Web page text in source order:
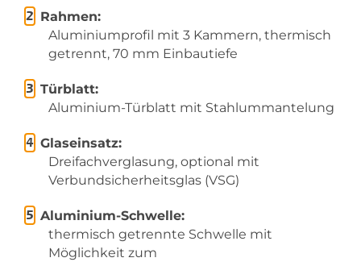
Rahmen:
Aluminiumprofil mit 3 Kammern, thermisch
getrennt, 70 mm Einbautiefe
Türblatt:
Aluminium-Türblatt mit Stahlummantelung
Glaseinsatz:
Dreifachverglasung, optional mit
Verbundsicherheitsglas (VSG)
Aluminium-Schwelle:
thermisch getrennte Schwelle mit
Möglichkeit zum